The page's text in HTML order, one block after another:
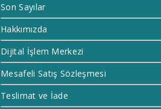
Son Sayılar
Hakkımızda
Dijital İşlem Merkezi
Mesafeli Satış Sözleşmesi
Teslimat ve İade